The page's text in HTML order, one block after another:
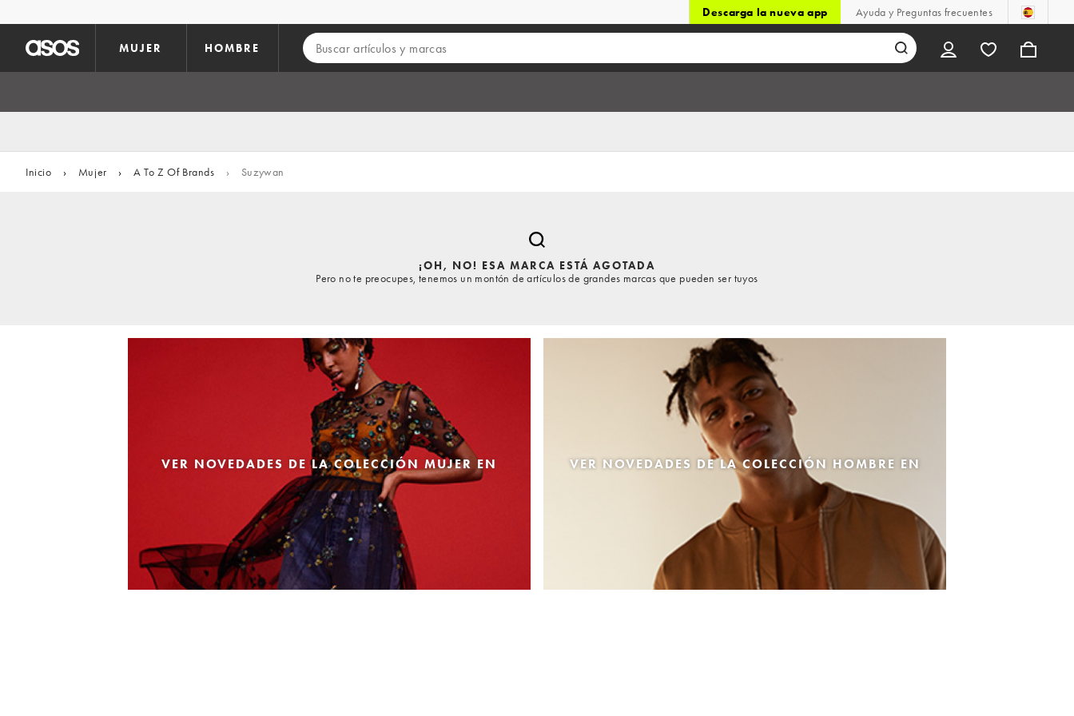
Descarga la nueva app Ayuda y Preguntas frecuentes
MUJER HOMBRE
Inicio › Mujer › A To Z Of Brands › Suzywan
¡OH, NO! ESA MARCA ESTÁ AGOTADA
Pero no te preocupes, tenemos un montón de artículos de grandes marcas que pueden ser tuyos
VER NOVEDADES DE LA COLECCIÓN MUJER EN VER NOVEDADES DE LA COLECCIÓN HOMBRE EN